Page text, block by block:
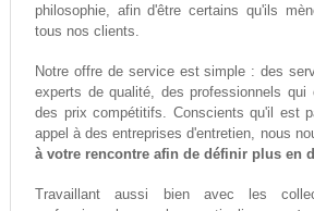
philosophie, afin d'être certains qu'ils
tous nos clients.
Notre offre de service est simple : des
experts de qualité, des professionnels
des prix compétitifs. Conscients qu'il est
appel à des entreprises d'entretien, nous
à votre rencontre afin de définir plus en
Travaillant aussi bien avec les